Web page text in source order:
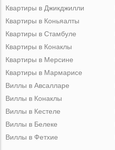
Квартиры в Джикджилли
Квартиры в Коньяалты
Квартиры в Стамбуле
Квартиры в Конаклы
Квартиры в Мерсине
Квартиры в Мармарисе
Виллы в Авсалларе
Виллы в Конаклы
Виллы в Кестеле
Виллы в Белеке
Виллы в Фетхие